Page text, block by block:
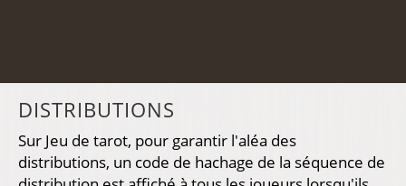
DISTRIBUTIONS
Sur Jeu de tarot, pour garantir l'aléa des
distributions, un code de hachage de la séquence de